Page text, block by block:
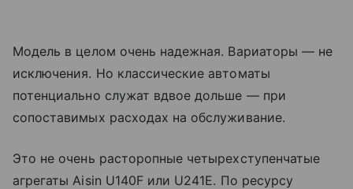
Модель в целом очень надежная. Вариаторы — не
исключения. Но классические автоматы
потенциально служат вдвое дольше — при
сопоставимых расходах на обслуживание.
Это не очень расторопные четырехступенчатые
агрегаты Aisin U140F или U241E. По ресурсу